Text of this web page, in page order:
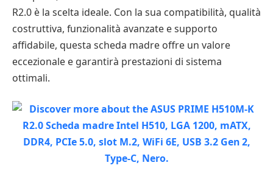
R2.0 è la scelta ideale. Con la sua compatibilità, qualità
costruttiva, funzionalità avanzate e supporto
affidabile, questa scheda madre offre un valore
eccezionale e garantirà prestazioni di sistema
ottimali.